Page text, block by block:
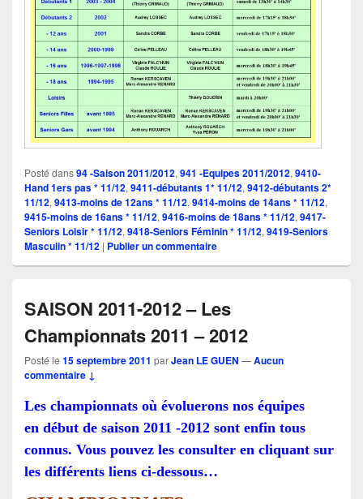
Posté dans94 -Saison 2011/2012, 941 -Equipes 2011/2012, 9410-
Hand 1ers pas * 11/12, 9411-débutants 1* 11/12, 9412-débutants 2*
11/12, 9413-moins de 12ans * 11/12, 9414-moins de 14ans * 11/12,
9415-moins de 16ans * 11/12, 9416-moins de 18ans * 11/12, 9417-
Seniors Loisir * 11/12, 9418-Seniors Féminin * 11/12, 9419-Seniors
Masculin * 11/12 | Publier un commentaire
SAISON 2011-2012 – Les
Championnats 2011 – 2012
Posté le 15 septembre 2011 parJean LE GUEN —Aucun
commentaire ↓
Les championnats où évoluerons nos équipes
en début de saison 2011 -2012 sont enfin tous
connus. Vous pouvez les consulter en cliquant sur
les différents liens ci-dessous…